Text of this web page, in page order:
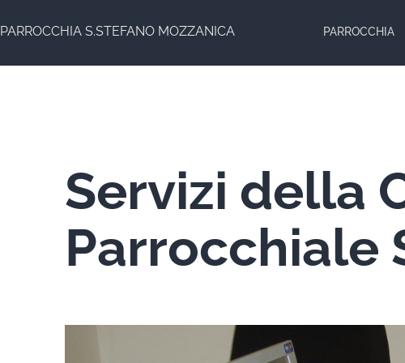
al
PARROCCHIA S.STEFANO MOZZANICA PARROCCHIA
Servizi della
Parrocchiale